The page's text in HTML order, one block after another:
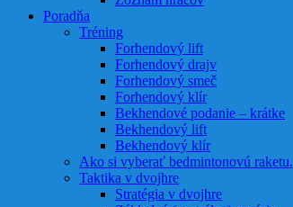
Poradňa
Tréning
Forhendový lift
Forhendový drajv
Forhendový smeč
Forhendový klír
Bekhendové podanie – krátke
Bekhendový lift
Bekhendový klír
Ako si vyberať bedmintonovú raketu.
Taktika v dvojhre
Stratégia v dvojhre